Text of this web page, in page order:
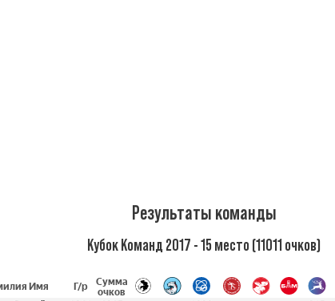
Результаты команды
Кубок Команд 2017 - 15 место (11011 очков)
Имя Г/р
Сумма
очков